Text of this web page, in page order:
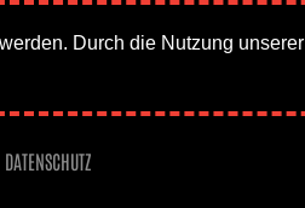
DATENSCHUTZ
Durch die Nutzung unserer